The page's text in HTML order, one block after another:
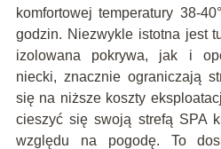
komfortowej temperatury 38-
godzin. Niezwykle istotna jest
izolowana pokrywa, jak i
niecki, znacznie ograniczają
się na niższe koszty
cieszyć się swoją strefą SPA
względu na pogodę. To